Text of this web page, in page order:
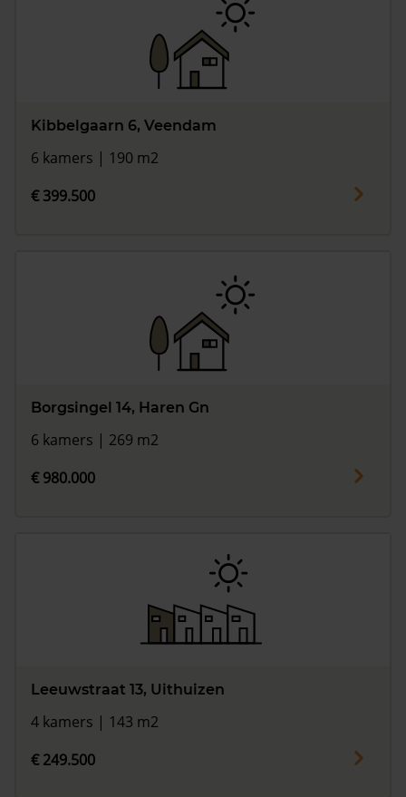
Kibbelgaarn 6, Veendam
6 kamers | 190 m2
€ 399.500
Borgsingel 14, Haren Gn
6 kamers | 269 m2
€ 980.000
Leeuwstraat 13, Uithuizen
4 kamers | 143 m2
€ 249.500